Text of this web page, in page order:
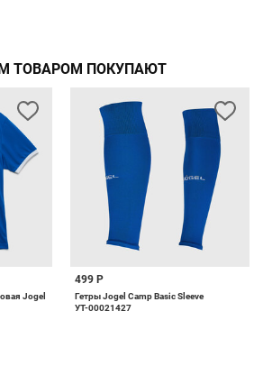
ТОВАРОМ ПОКУПАЮТ
Jogel
499 Р
Гетры Jogel Camp Basic Sleeve
УТ-00021427